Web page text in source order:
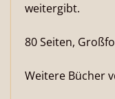
weitergibt.
80 Seiten,
Weitere Bücher